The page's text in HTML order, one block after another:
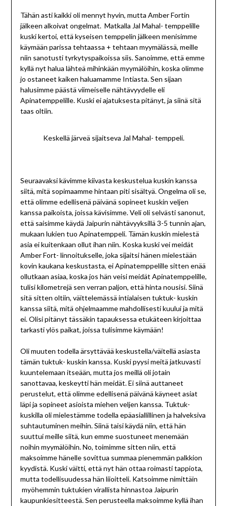
Tähän asti kaikki oli mennyt hyvin, mutta Amber Fortin
jälkeen alkoivat ongelmat. Matkalla Jal Mahal- temppelille
kuski kertoi, että kyseisen temppelin jälkeen menisimme
käymään parissa tehtaassa + tehtaan myymälässä, meille
niin sanotusti tyrkytyspaikoissa siis. Sanoimme, että emme
kyllä nyt halua lähteä mihinkään myymälöihin, koska olimme
jo ostaneet kaiken haluamamme Intiasta. Sen sijaan
halusimme päästä viimeiselle nähtävyydelle eli
Apinatemppelille. Kuski ei ajatuksesta pitänyt, ja siinä sitä
taas oltiin.
Keskellä järveä sijaitseva Jal Mahal- temppeli.
Seuraavaksi kävimme kiivasta keskustelua kuskin kanssa
siitä, mitä sopimaamme hintaan piti sisältyä. Ongelma oli se,
että olimme edellisenä päivänä sopineet kuskin veljen
kanssa paikoista, joissa kävisimme. Veli oli selvästi sanonut,
että saisimme käydä Jaipurin nähtävyyksillä 3-5 tunnin ajan,
mukaan lukien tuo Apinatemppeli. Tämän kuskin mielestä
asia ei kuitenkaan ollut ihan niin. Koska kuski vei meidät
Amber Fort- linnoitukselle, joka sijaitsi hänen mielestään
kovin kaukana keskustasta, ei Apinatemppelille sitten enää
ollutkaan asiaa, koska jos hän veisi meidät Apinatemppelille,
tulisi kilometrejä sen verran paljon, että hinta nousisi. Siinä
sitä sitten oltiin, väittelemässä intialaisen tuktuk- kuskin
kanssa siitä, mitä ohjelmaamme mahdollisesti kuului ja mitä
ei. Olisi pitänyt tässäkin tapauksessa etukäteen kirjoittaa
tarkasti ylös paikat, joissa tulisimme käymään!
Oli muuten todella ärsyttävää keskustella/väitellä asiasta
tämän tuktuk- kuskin kanssa. Kuski pyysi meitä jatkuvasti
kuuntelemaan itseään, mutta jos meillä oli jotain
sanottavaa, keskeytti hän meidät. Ei siinä auttaneet
perustelut, että olimme edellisenä päivänä käyneet asiat
läpi ja sopineet asioista miehen veljen kanssa. Tuktuk-
kuskilla oli mielestämme todella epäasiallillinen ja halveksiva
suhtautuminen meihin. Siinä taisi käydä niin, että hän
suuttui meille siitä, kun emme suostuneet menemään
noihin myymälöihin. No, toimimme sitten niin, että
maksoimme hänelle sovittua summaa pienemmän palkkion
kyydistä. Kuski väitti, että nyt hän ottaa roimasti tappiota,
mutta todellisuudessa hän liioitteli. Katsoimme nimittäin
myöhemmin tuktukien virallista hinnastoa Jaipurin
kaupunkiesitteestä. Sen perusteella maksoimme kyllä ihan